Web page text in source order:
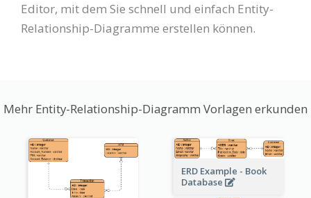
Editor, mit dem Sie schnell und einfach Entity-
Relationship-Diagramme erstellen können.
Mehr Entity-Relationship-Diagramm Vorlagen erkunden
ERD Example - Book
Database